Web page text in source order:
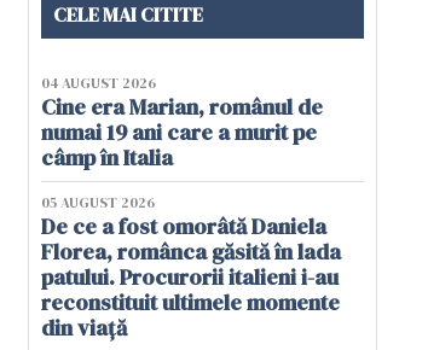
CELE MAI CITITE
04 AUGUST 2026
Cine era Marian, românul de
numai 19 ani care a murit pe
câmp în Italia
05 AUGUST 2026
De ce a fost omorâtă Daniela
Florea, românca găsită în lada
patului. Procurorii italieni i-au
reconstituit ultimele momente
din viață